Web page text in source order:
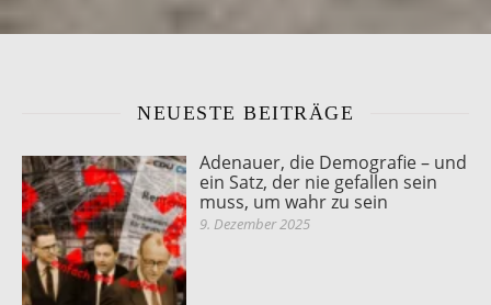
NEUESTE BEITRÄGE
Adenauer, die Demografie – und
ein Satz, der nie gefallen sein
muss, um wahr zu sein
9. Dezember 2025